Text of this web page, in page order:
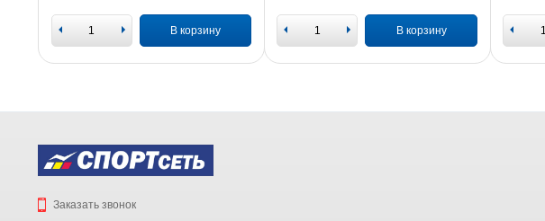
В корзину В корзину
Заказать звонок